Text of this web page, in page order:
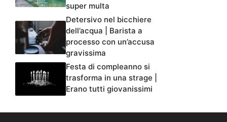
super multa
Detersivo nel bicchiere
dell’acqua | Barista a
processo con un’accusa
gravissima
Festa di compleanno si
trasforma in una strage |
Erano tutti giovanissimi